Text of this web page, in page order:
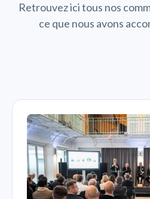
Retrouvez ici tous nos
ce que nous avons